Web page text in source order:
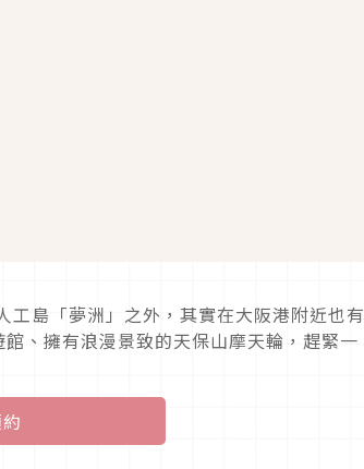
島「夢洲」之外，其實在大阪港附近也有
、擁有浪漫景致的天保山摩天輪，趕緊一